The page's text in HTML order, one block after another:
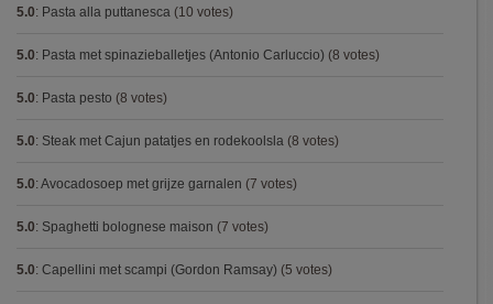
5.0: Pasta alla puttanesca (10 votes)
5.0: Pasta met spinazieballetjes (Antonio Carluccio) (8 votes)
5.0: Pasta pesto (8 votes)
5.0: Steak met Cajun patatjes en rodekoolsla (8 votes)
5.0: Avocadosoep met grijze garnalen (7 votes)
5.0: Spaghetti bolognese maison (7 votes)
5.0: Capellini met scampi (Gordon Ramsay) (5 votes)